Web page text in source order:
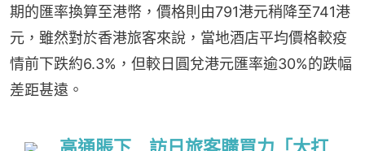
期的匯率換算至港幣，價格則由791港元稍降至741港
元，雖然對於香港旅客來說，當地酒店平均價格較疫
情前下跌約6.3%，但較日圓兌港元匯率逾30%的跌幅
差距甚遠。